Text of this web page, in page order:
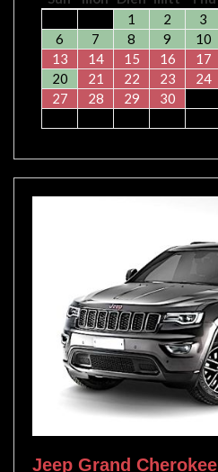
1
2 3
6
7 8 9 10
13
14 15 16 17
20
21 22 23 24
27
28 29 30
Jeep Grand Cherokee